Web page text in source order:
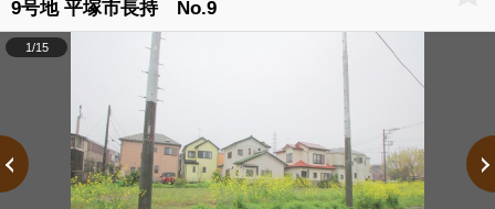
9号地 平塚市長持 No.9
1/15